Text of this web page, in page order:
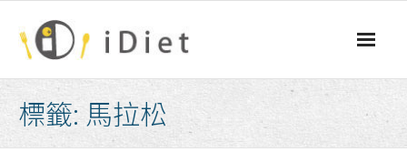
content
標籤:馬拉松